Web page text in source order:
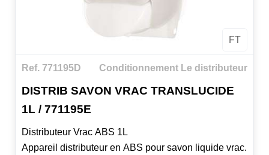
FT
Ref. 771195D Conditionnement Le distributeur
DISTRIB SAVON VRAC TRANSLUCIDE
1L / 771195E
Distributeur Vrac ABS 1L
Appareil distributeur en ABS pour savon liquide vrac.